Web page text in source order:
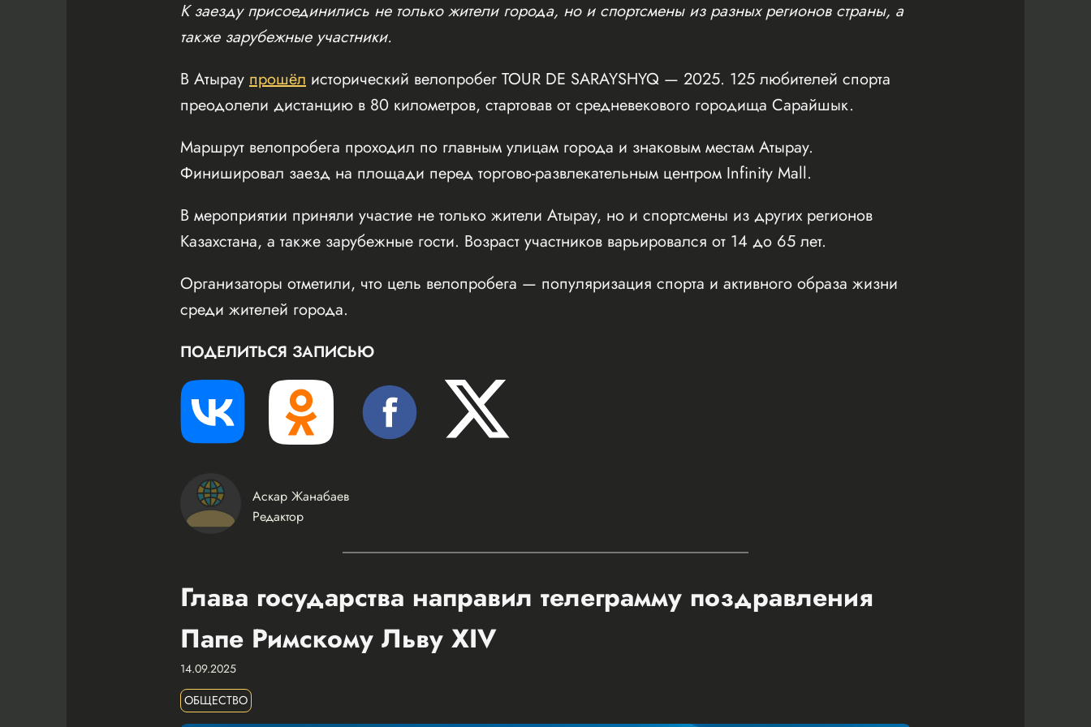
К заезду присоединились не только жители города, но и спортсмены из разных регионов страны, а
также зарубежные участники.
В Атырау прошёл исторический велопробег TOUR DE SARAYSHYQ — 2025. 125 любителей спорта
преодолели дистанцию в 80 километров, стартовав от средневекового городища Сарайшык.
Маршрут велопробега проходил по главным улицам города и знаковым местам Атырау.
Финишировал заезд на площади перед торгово-развлекательным центром Infinity Mall.
В мероприятии приняли участие не только жители Атырау, но и спортсмены из других регионов
Казахстана, а также зарубежные гости. Возраст участников варьировался от 14 до 65 лет.
Организаторы отметили, что цель велопробега — популяризация спорта и активного образа жизни
среди жителей города.
ПОДЕЛИТЬСЯ ЗАПИСЬЮ
Аскар Жанабаев
Редактор
Глава государства направил телеграмму поздравления
Папе Римскому Льву XIV
14.09.2025
ОБЩЕСТВО